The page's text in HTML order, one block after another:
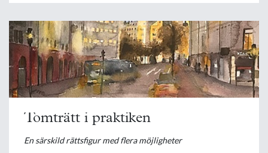
Tomträtt i praktiken
En särskild rättsfigur med flera möjligheter